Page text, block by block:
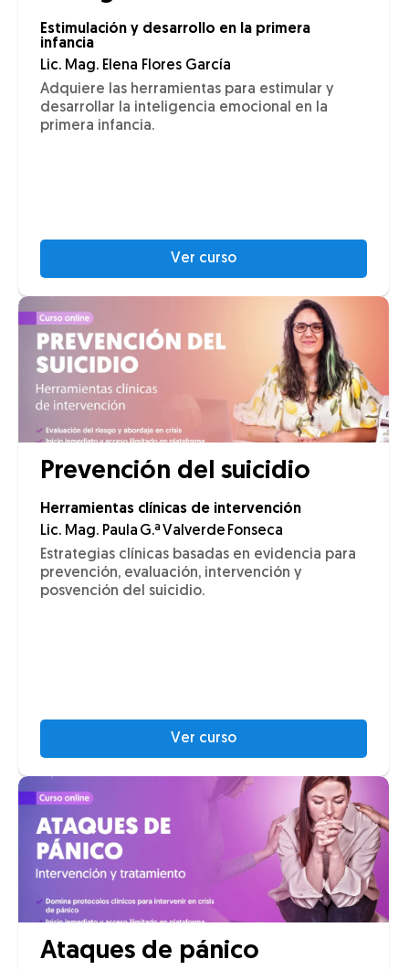
Estimulación y desarrollo en la primera
infancia
Lic. Mag. Elena Flores García
Adquiere las herramientas para estimular y
desarrollar la inteligencia emocional en la
primera infancia.
Ver curso
Prevención del suicidio
Herramientas clínicas de intervención
Lic. Mag. Paula G.ª Valverde Fonseca
Estrategias clínicas basadas en evidencia para
prevención, evaluación, intervención y
posvención del suicidio.
Ver curso
Ataques de pánico